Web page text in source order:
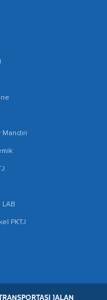
Mandiri
LAB
PKTJ
JALAN